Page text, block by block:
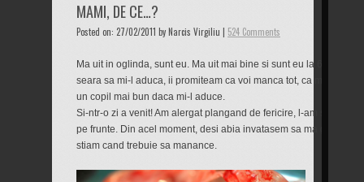
MAMI, DE CE…?
Posted on: 27/02/2011 by Narcis Virgiliu | 524 Comments
Ma uit in oglinda, sunt eu. Ma uit mai bine si sunt eu la 6 ani. Ma
seara sa mi-l aduca, ii promiteam ca voi manca tot, ca ma voi
un copil mai bun daca mi-l aduce.
Si-ntr-o zi a venit! Am alergat plangand de fericire, l-am strans la
pe frunte. Din acel moment, desi abia invatasem sa ma ghidez
stiam cand trebuie sa manance.